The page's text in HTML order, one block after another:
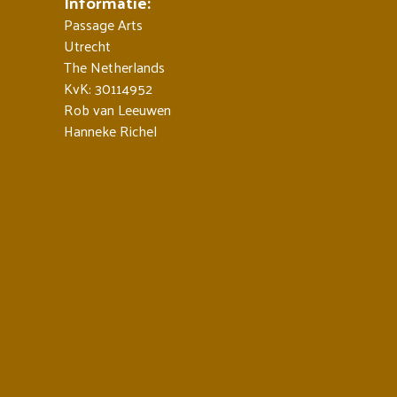
Passage Arts
Utrecht
The Netherlands
KvK: 30114952
Rob van Leeuwen
Hanneke Richel